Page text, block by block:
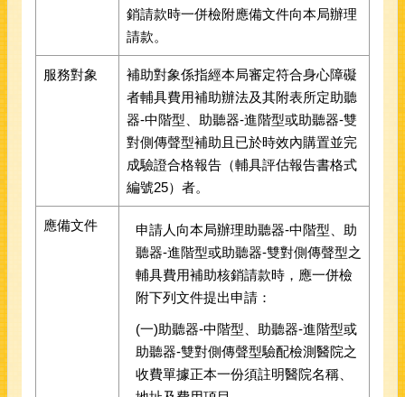
銷請款時一併檢附應備文件向本局辦理
請款。
服務對象
補助對象係指經本局審定符合身心障礙
者輔具費用補助辦法及其附表所定助聽
器-中階型、助聽器-進階型或助聽器-雙
對側傳聲型補助且已於時效內購置並完
成驗證合格報告（輔具評估報告書格式
編號25）者。
應備文件
申請人向本局辦理助聽器-中階型、助
聽器-進階型或助聽器-雙對側傳聲型之
輔具費用補助核銷請款時，應一併檢
附下列文件提出申請：
(一)助聽器-中階型、助聽器-進階型或
助聽器-雙對側傳聲型驗配檢測醫院之
收費單據正本一份須註明醫院名稱、